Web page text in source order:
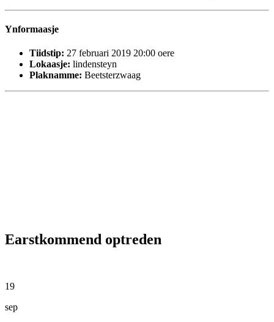
Ynformaasje
Tiidstip: 27 februari 2019 20:00 oere
Lokaasje: lindensteyn
Plaknamme: Beetsterzwaag
Earstkommend optreden
19
sep